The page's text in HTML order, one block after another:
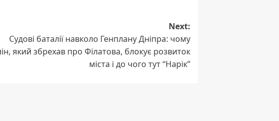
Next:
Судові баталії навколо Генплану Дніпра: чому
який збрехав про Філатова, блокує розвиток
міста і до чого тут “Нарік”